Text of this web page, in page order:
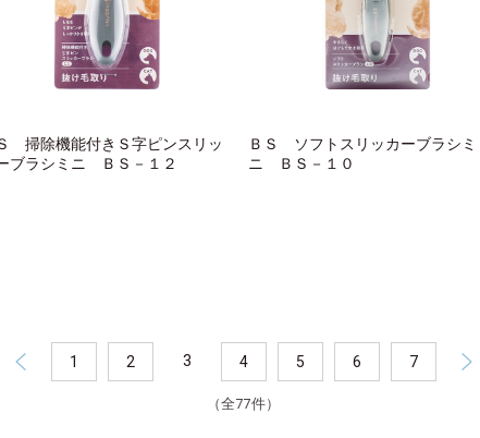
掃除機能付きＳ字ピンスリッ
ブラシミニ ＢＳ－１２
ＢＳ ソフトスリッカーブラシミ
ニ ＢＳ－１０
1 2 3 4 5 6 7
（全77件）